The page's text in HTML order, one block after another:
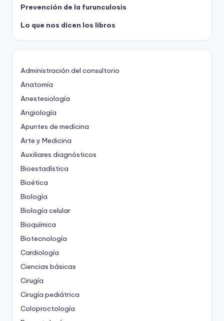
Prevención de la furunculosis
Lo que nos dicen los libros
Administración del consultorio
Anatomía
Anestesiología
Angiología
Apuntes de medicina
Arte y Medicina
Auxiliares diagnósticos
Bioestadística
Bioética
Biología
Biología celular
Bioquímica
Biotecnología
Cardiología
Ciencias básicas
Cirugía
Cirugía pediátrica
Coloproctología